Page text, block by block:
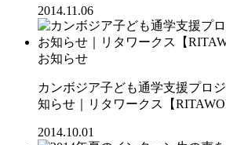
2014.11.06
お知らせ
カンボジア子ども通学支援プロ
知らせ｜リタワークス【
2014.10.01